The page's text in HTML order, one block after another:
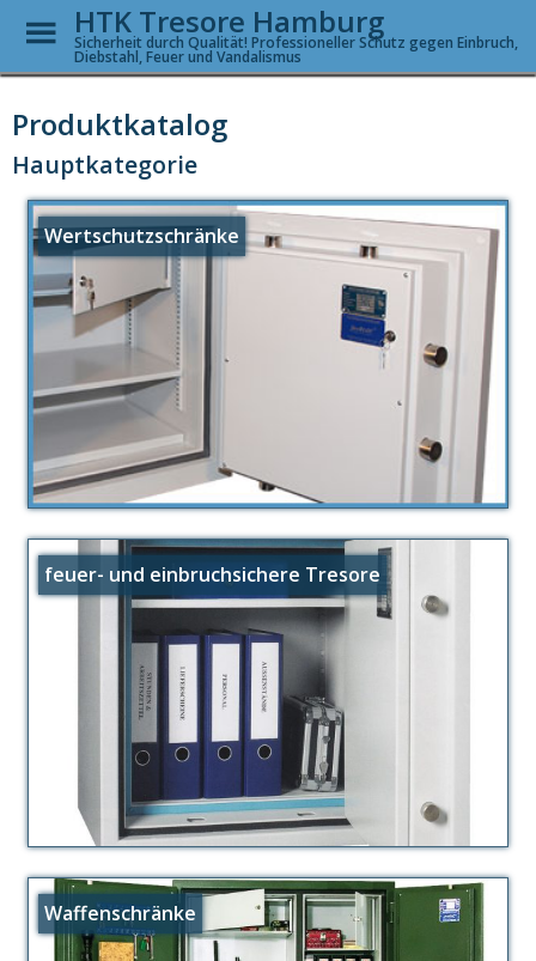
Skip
main
content
HTK Tresore Hamburg
Sicherheit durch Qualität! Professioneller Schutz gegen Einbruch,
Diebstahl, Feuer und Vandalismus
Toggle
Menu
Produktkatalog
Hauptkategorie
Wertschutzschränke
feuer- und einbruchsichere Tresore
Waffenschränke